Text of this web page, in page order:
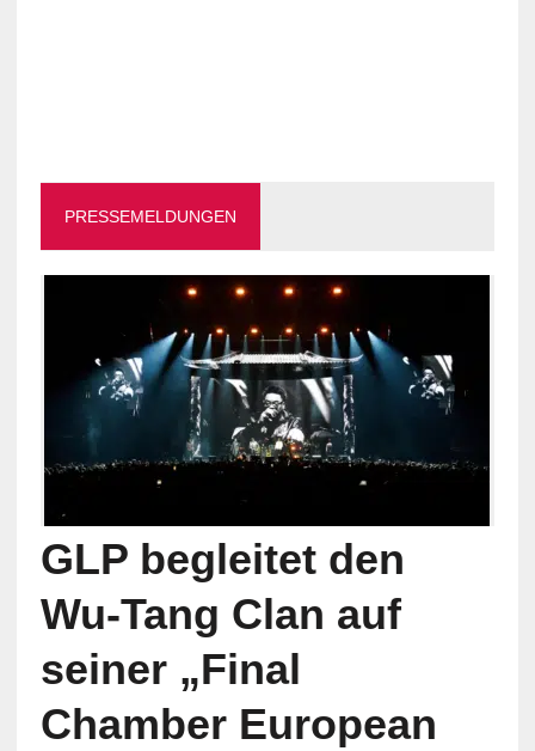
PRESSEMELDUNGEN
GLP begleitet den
Wu-Tang Clan auf
seiner „Final
Chamber European